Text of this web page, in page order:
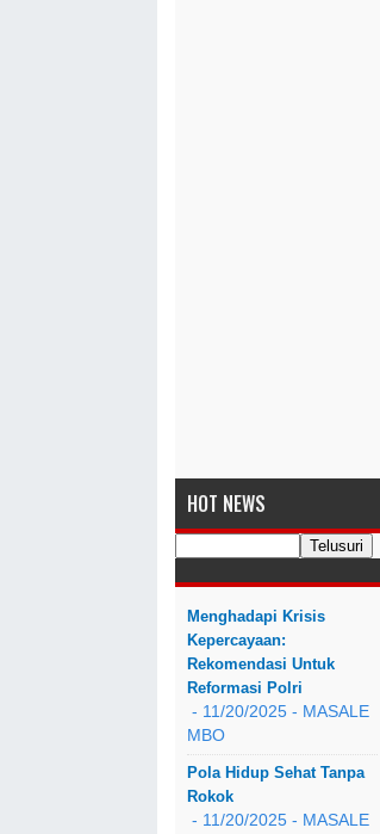
HOT NEWS
Menghadapi Krisis
Kepercayaan:
Rekomendasi Untuk
Reformasi Polri
- 11/20/2025 - MASALE
MBO
Pola Hidup Sehat Tanpa
Rokok
- 11/20/2025 - MASALE